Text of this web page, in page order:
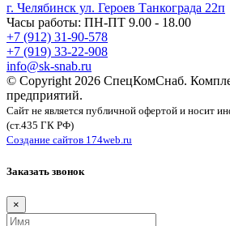
г. Челябинск ул. Героев Танкограда 22п
Часы работы: ПН-ПТ 9.00 - 18.00
+7 (912) 31-90-578
+7 (919) 33-22-908
info@sk-snab.ru
© Copyright 2026 СпецКомСнаб.
предприятий.
Сайт не является публичной офертой и носит
(ст.435 ГК РФ)
Создание сайтов 174web.ru
Заказать звонок
×